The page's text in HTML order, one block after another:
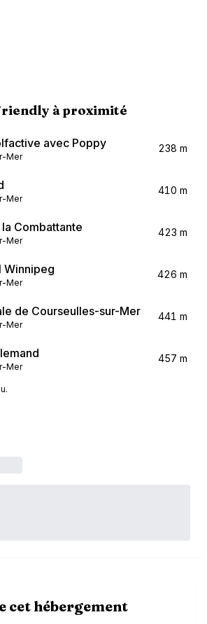
à proximité
avec Poppy
Mer
238 m
Mer
410 m
Combattante
Mer
423 m
Winnipeg
Mer
426 m
de Courseulles-sur-Mer
Mer
441 m
Mer
457 m
cet hébergement